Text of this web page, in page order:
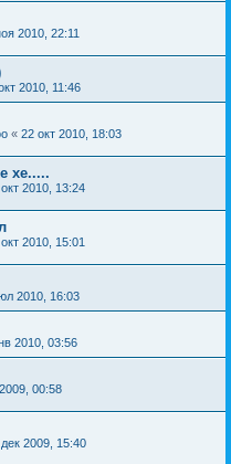
2010, 22:11
2010, 11:46
« 22 окт 2010, 18:03
хе.....
2010, 13:24
2010, 15:01
2010, 16:03
2010, 03:56
00:58
2009, 15:40